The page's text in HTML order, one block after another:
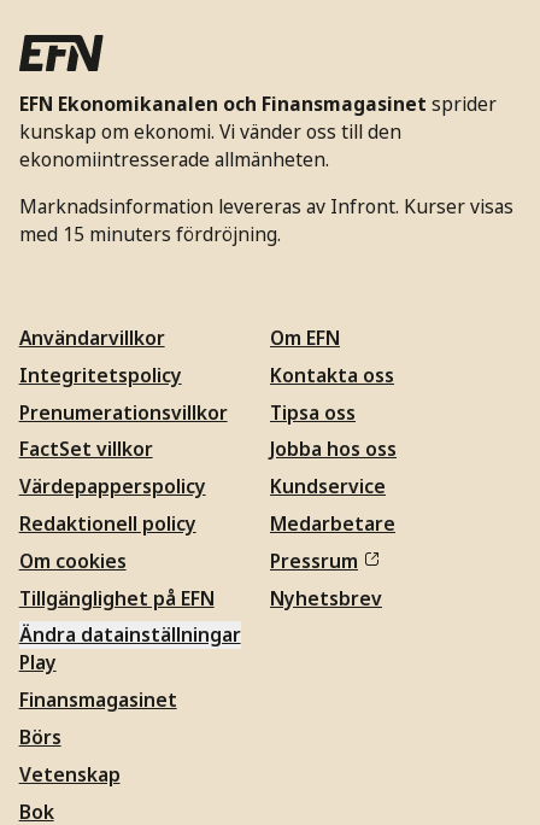
EFN Ekonomikanalen och Finansmagasinet sprider
kunskap om ekonomi. Vi vänder oss till den
ekonomiintresserade allmänheten.
Marknadsinformation levereras av Infront. Kurser visas
med 15 minuters fördröjning.
Användarvillkor
Integritetspolicy
Prenumerationsvillkor
FactSet villkor
Värdepapperspolicy
Redaktionell policy
Om cookies
Tillgänglighet på EFN
Ändra datainställningar
Om EFN
Kontakta oss
Tipsa oss
Jobba hos oss
Kundservice
Medarbetare
Pressrum
Nyhetsbrev
Play
Finansmagasinet
Börs
Vetenskap
Bok